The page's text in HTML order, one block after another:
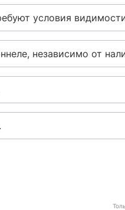
условия
независимо от